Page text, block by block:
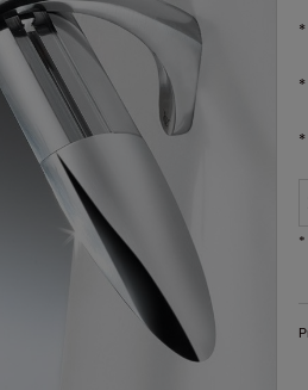
*
*
*
*